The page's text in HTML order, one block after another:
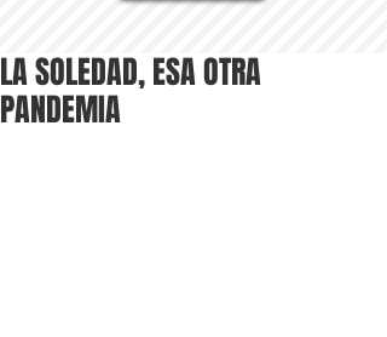
LA SOLEDAD, ESA OTRA
PANDEMIA